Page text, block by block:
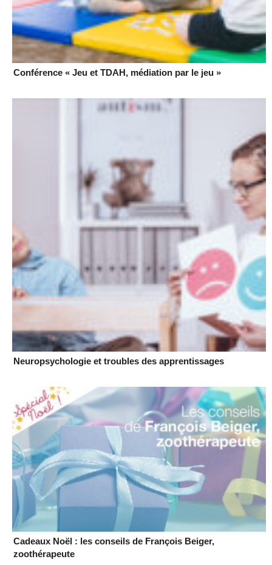
Conférence « Jeu et TDAH, médiation par le jeu »
Neuropsychologie et troubles des apprentissages
Cadeaux Noël : les conseils de François Beiger,
zoothérapeute